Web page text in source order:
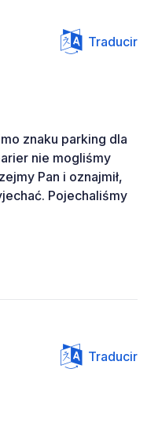
Traducir
znaku parking dla
nie mogliśmy
Pan i oznajmił,
Pojechaliśmy
Traducir